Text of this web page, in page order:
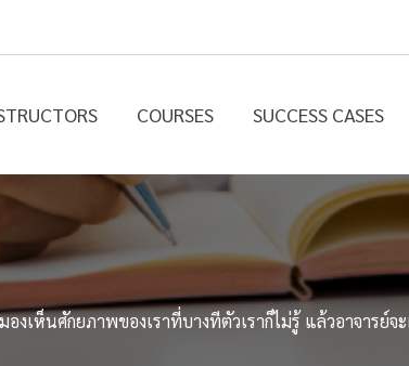
COURSES SUCCESS CASES
เห็นศักยภาพของเราที่บางทีตัวเราก็ไม่รู้ แล้วอาจารย์